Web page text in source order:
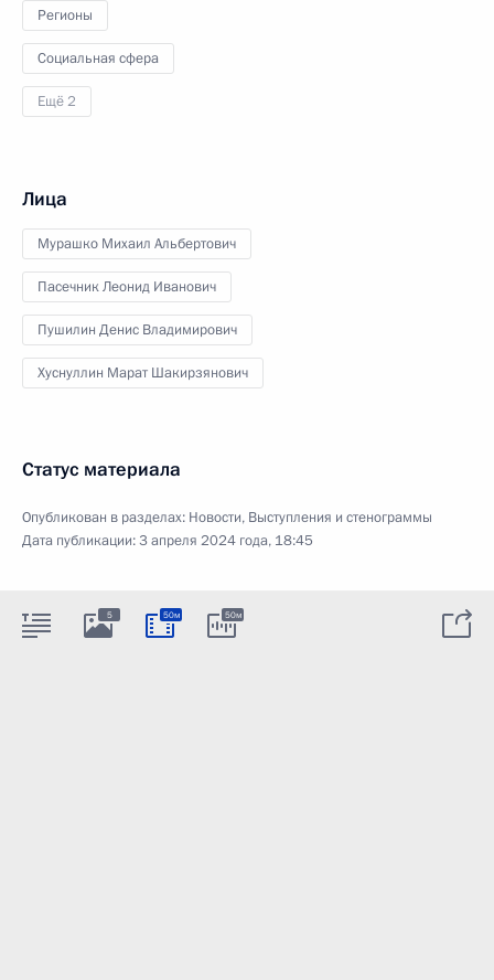
Регионы
Социальная сфера
Ещё 2
Лица
Мурашко Михаил Альбертович
Пасечник Леонид Иванович
Пушилин Денис Владимирович
Хуснуллин Марат Шакирзянович
Статус материала
Опубликован в разделах: Новости, Выступления и стенограммы
Дата публикации:3 апреля 2024 года, 18:45
5 50м 50м